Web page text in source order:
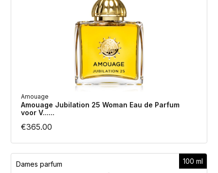
Amouage
Amouage Jubilation 25 Woman Eau de Parfum
voor V......
€365.00
100 ml
Dames parfum